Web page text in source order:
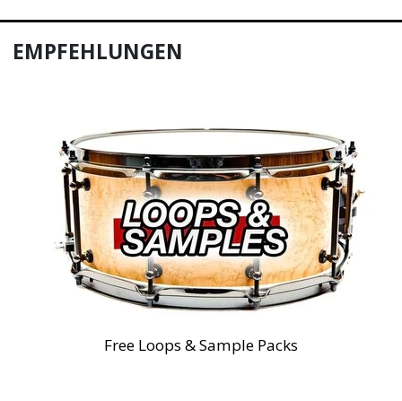
EMPFEHLUNGEN
Free Loops & Sample Packs